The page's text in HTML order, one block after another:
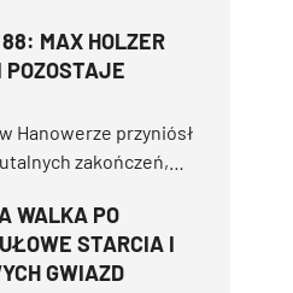
nigdzie indziej
MAX HOLZER
POZOSTAJE
Hanowerze przyniósł
zakończeń,
na 10 walk! ZAG
gdy
zdemolował
WALKA PO
STARCIA I
GWIAZD